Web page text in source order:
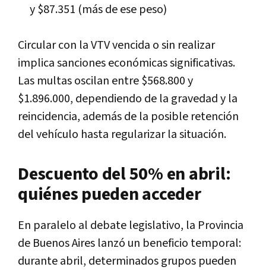
y $87.351 (más de ese peso)
Circular con la VTV vencida o sin realizar
implica sanciones económicas significativas.
Las multas oscilan entre $568.800 y
$1.896.000, dependiendo de la gravedad y la
reincidencia, además de la posible retención
del vehículo hasta regularizar la situación.
Descuento del 50% en abril:
quiénes pueden acceder
En paralelo al debate legislativo, la Provincia
de Buenos Aires lanzó un beneficio temporal:
durante abril, determinados grupos pueden